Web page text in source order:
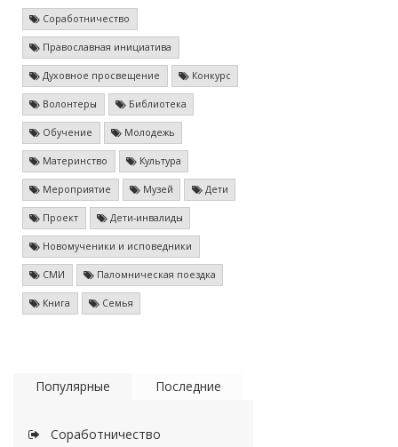
Соработничество
Православная инициатива
Духовное просвещение Конкурс
Волонтеры Библиотека
Обучение Молодежь
Материнство Культура
Мероприятие Музей Дети
Проект Дети-инвалиды
Новомученики и исповедники
СМИ Паломническая поездка
Книга Семья
Популярные Последние
Соработничество